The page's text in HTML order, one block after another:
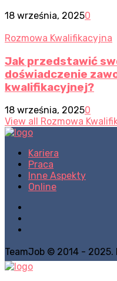
18 września, 20250
Rozmowa Kwalifikacyjna
Jak przedstawić
doświadczenie
kwalifikacyjnej?
18 września, 20250
View all Rozmowa
Kariera
Praca
Inne Aspekty
Online
TeamJob © 2014 - 2025.